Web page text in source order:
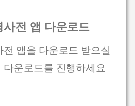
사전 앱 다운로드
앱을 다운로드 받으실
다운로드를 진행하세요